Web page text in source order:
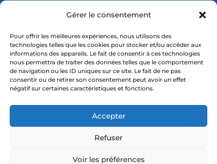
Gérer le consentement
Pour offrir les meilleures expériences, nous utilisons des
technologies telles que les cookies pour stocker et/ou accéder aux
informations des appareils. Le fait de consentir à ces technologies
nous permettra de traiter des données telles que le comportement
de navigation ou les ID uniques sur ce site. Le fait de ne pas
consentir ou de retirer son consentement peut avoir un effet
négatif sur certaines caractéristiques et fonctions.
Accepter
Refuser
Voir les préférences
ADRESSE: 189 route de Nuits 69400 ARNAS
TEL: 04 74 65 24 02
HORAIRES:Du lundi au vendredi
De 9 h à 12 h & 15 h à 19 h